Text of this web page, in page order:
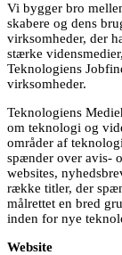
Vi bygger bro
skabere og dens
virksomheder, der
stærke
Teknologiens
virksomheder.
Teknologiens
om teknologi og
områder af
spænder over avis-
websites,
række titler, der
målrettet en bred
inden for nye
Website